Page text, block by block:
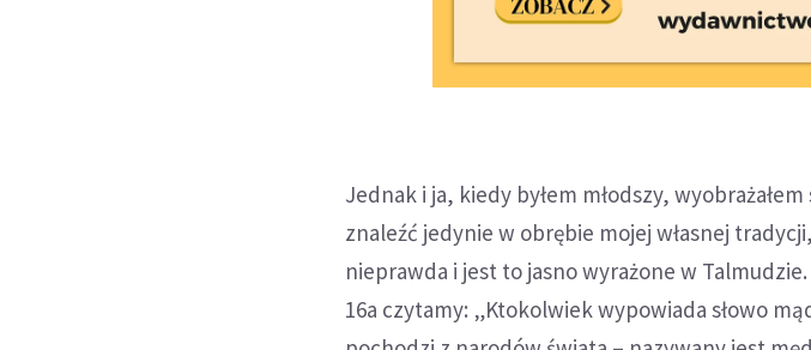
Jednak i ja, kiedy byłem młodszy,
znaleźć jedynie w obrębie mojej własnej
nieprawda i jest to jasno wyrażone w
16a czytamy: „Ktokolwiek wypowiada słowo